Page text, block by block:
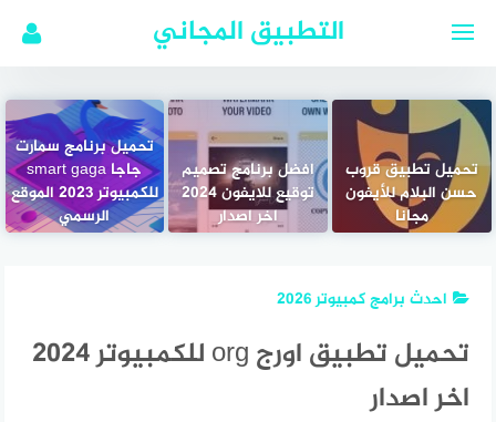
التطبيق المجاني
تحميل تطبيق قروب
حسن البلام للأيفون
مجانا
افضل برنامج تصميم
توقيع للايفون 2024
اخر اصدار
تحميل برنامج سمارت
جاجا smart gaga
للكمبيوتر 2023 الموقع
الرسمي
احدث برامج كمبيوتر 2026
تحميل تطبيق اورج org للكمبيوتر 2024
اخر اصدار